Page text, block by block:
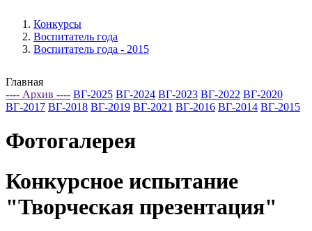
Конкурсы
Воспитатель года
Воспитатель года - 2015
Главная
---- Архив ---- ВГ-2025 ВГ-2024 ВГ-2023 ВГ-2022 ВГ-2020
ВГ-2017 ВГ-2018 ВГ-2019 ВГ-2021 ВГ-2016 ВГ-2014 ВГ-2015
Фотогалерея
Конкурсное испытание
"Творческая презентация"